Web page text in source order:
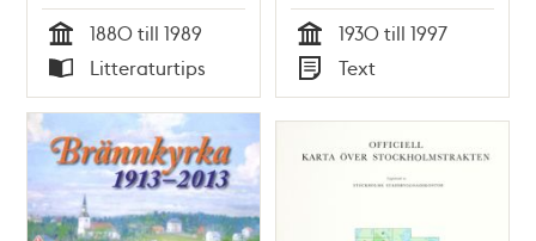
Tid
1880 till 1989
Typ
Litteraturtips Tid
1930 till 1997
Typ
Text